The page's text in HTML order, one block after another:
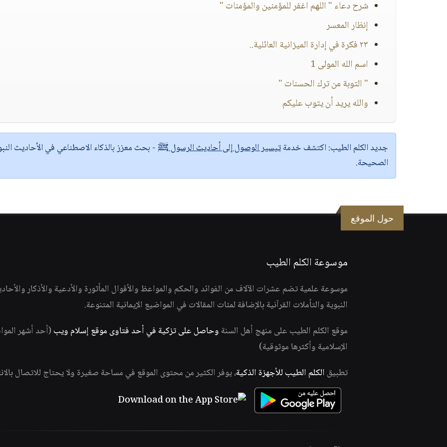
شرح دعاء " اللهم اغفر للمؤمنين والمؤمنات "
إنظار المعسر
٢٣ فكرة في إدارة الميزانية العائلية..
اسم الله المولى 1
" التوبة من ترك الحسنات "
والله يريد أن يتوب عليكم
جديد الكلم الطيب:اكتشف خدمةتيسير الوصول إلى أحاديث الرسول ﷺ - بحث معزز بالذكاء الاصطناعي في الأحاديث
الصحيحة.
حول الموقع
موسوعة الكلم الطيب
موسوعة علمية تضم عشرات الآلاف من الفوائد والحكم والمواعظ والأقوال المأثورة والأدعية والأذكار
النبوية والتأملات القرآنية بالإضافة لمئات المقالات في المواضيع الإيمانية المتنوعة.
موقع الكلم الطيب على منهج أهل السنة وحاصل على تزكية في أحد فتاوى موقع إسلام ويب (أحد أشهر
الإسلامية وأكثرها موثوقية)
تطبيق الكلم الطيب للأجهزة الذكية، يوفر الكثير من محتوى الموقع في مساحة صغيرة ولا يحتاج للاتصال